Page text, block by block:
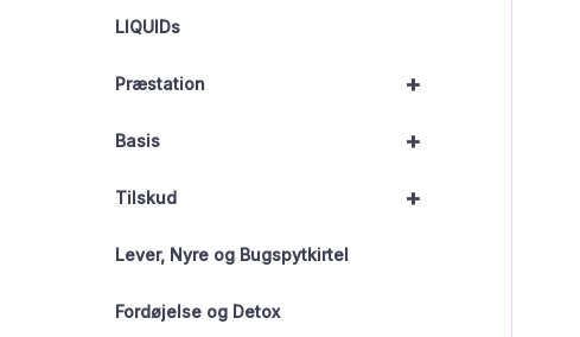
LIQUIDs
+
Præstation
+
Basis
+
Tilskud
Lever, Nyre og Bugspytkirtel
Fordøjelse og Detox